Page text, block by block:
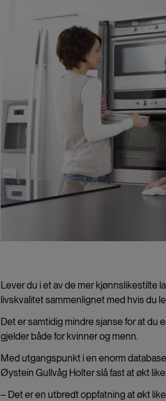
Lever du i et av de mer kjønnslikestilte
livskvalitet sammenlignet med hvis du
Det er samtidig mindre sjanse for at du
gjelder både for kvinner og menn.
Med utgangspunkt i en enorm
Øystein Gullvåg Holter slå fast at økt
‒ Det er en utbredt oppfatning at økt